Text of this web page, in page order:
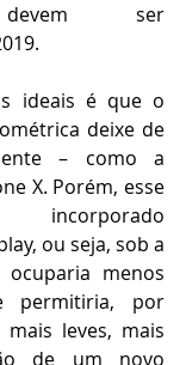
devem ser
ideais é que o
deixe de
– como a
X. Porém, esse
ou seja, sob a
ocuparia menos
permitiria, por
mais leves, mais
de um novo